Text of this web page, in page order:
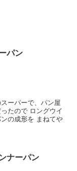
パン
ーパーで、パン屋
たので ロングウイ
の成形を まねてや
ナーパン